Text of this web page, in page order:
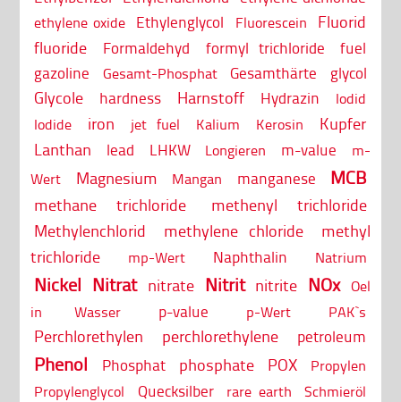
ethylene oxide Ethylenglycol Fluorescein
Fluorid
fluoride
Formaldehyd formyl trichloride
fuel
gazoline
Gesamt-Phosphat Gesamthärte glycol
Glycole hardness Harnstoff Hydrazin
Iodid
Iodide
iron jet fuel Kalium Kerosin
Kupfer
Lanthan
lead LHKW Longieren m-value
m-
Wert
Magnesium Mangan manganese MCB
methane trichloride
methenyl trichloride
Methylenchlorid
methylene chloride
methyl
trichloride
mp-Wert Naphthalin Natrium
Nickel Nitrat nitrate Nitrit nitrite NOx Oel
in Wasser
p-value p-Wert PAK`s
Perchlorethylen perchlorethylene petroleum
Phenol Phosphat phosphate POX
Propylen
Propylenglycol
Quecksilber rare earth
Schmieröl